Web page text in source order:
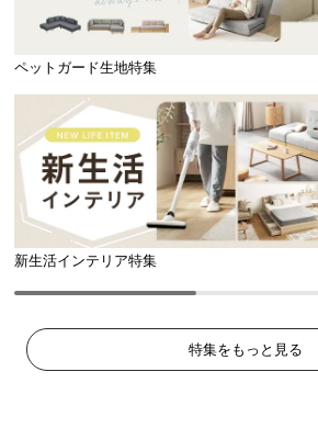
スライドレールで開閉なめらか
たくさん収納すると重くなってし
しの開閉も、少しの力で簡単に行
ペットガード生地特集
新生活インテリア特集
特集をもっと見る